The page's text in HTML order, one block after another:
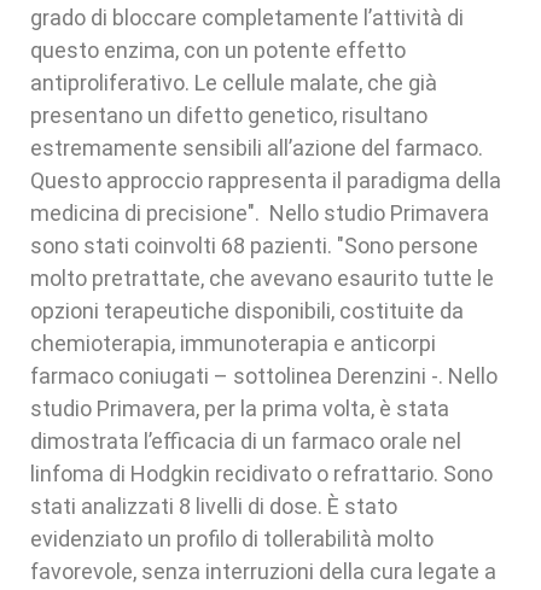
grado di bloccare completamente l’attività di
questo enzima, con un potente effetto
antiproliferativo. Le cellule malate, che già
presentano un difetto genetico, risultano
estremamente sensibili all’azione del farmaco.
Questo approccio rappresenta il paradigma della
medicina di precisione". Nello studio Primavera
sono stati coinvolti 68 pazienti. "Sono persone
molto pretrattate, che avevano esaurito tutte le
opzioni terapeutiche disponibili, costituite da
chemioterapia, immunoterapia e anticorpi
farmaco coniugati – sottolinea Derenzini -. Nello
studio Primavera, per la prima volta, è stata
dimostrata l’efficacia di un farmaco orale nel
linfoma di Hodgkin recidivato o refrattario. Sono
stati analizzati 8 livelli di dose. È stato
evidenziato un profilo di tollerabilità molto
favorevole, senza interruzioni della cura legate a